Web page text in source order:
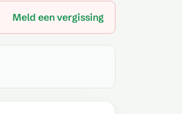
Meld een vergissing